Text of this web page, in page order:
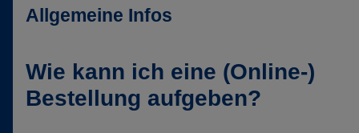
Allgemeine Infos
Wie kann ich eine (Online-)
Bestellung aufgeben?